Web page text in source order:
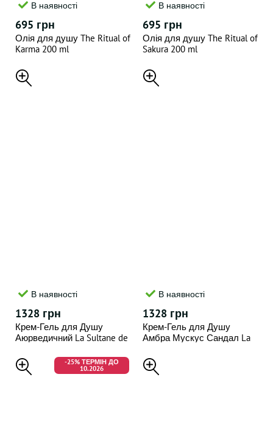
В наявності
695 грн
Олія для душу The Ritual of
Karma 200 ml
В наявності
695 грн
Олія для душу The Ritual of
Sakura 200 ml
В наявності
1328 грн
Крем-Гель для Душу
Аюрведичний La Sultane de
Cream Ayurvedic Amber
Vanilla Patchouli
В наявності
1328 грн
Крем-Гель для Душу
Амбра Мускус Сандал La
Cream Amber Musk
Sandalwood 200мл
-25% ТЕРМІН ДО
10.2026